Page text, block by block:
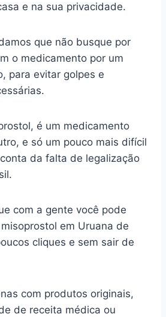
e na sua privacidade.
que não busque por
o medicamento por um
para evitar golpes e
é um medicamento
e só um pouco mais difícil
da falta de legalização
com a gente você pode
em Uruana de
cliques e sem sair de
com produtos originais,
de receita médica ou